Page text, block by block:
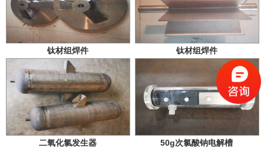
钛材组焊件 钛材组焊件
二氧化氯发生器 50g次氯酸钠电解槽